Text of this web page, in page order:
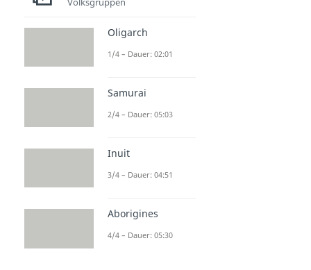
Oligarch
1/4 – Dauer: 02:01
Samurai
2/4 – Dauer: 05:03
Inuit
3/4 – Dauer: 04:51
Aborigines
4/4 – Dauer: 05:30